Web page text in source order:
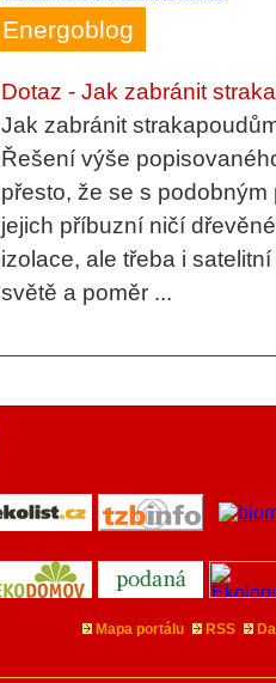
Energoblog
Dotaz - Jak zabránit
Jak zabránit
Řešení výše
přesto, že se s
jejich příbuzní ničí
izolace, ale třeba i
světě a poměr ...
Mapa portálu RSS